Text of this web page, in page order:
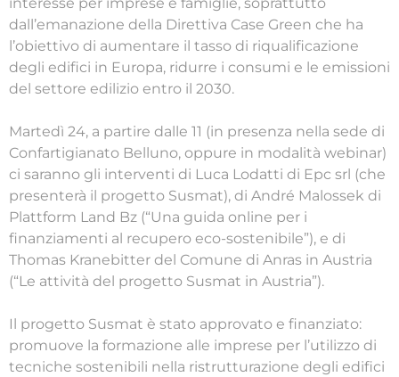
dall’emanazione della Direttiva Case Green che ha
l’obiettivo di aumentare il tasso di riqualificazione
degli edifici in Europa, ridurre i consumi e le emissioni
del settore edilizio entro il 2030.
Martedì 24, a partire dalle 11 (in presenza nella sede di
Confartigianato Belluno, oppure in modalità webinar)
ci saranno gli interventi di Luca Lodatti di Epc srl (che
presenterà il progetto Susmat), di André Malossek di
Plattform Land Bz (“Una guida online per i
finanziamenti al recupero eco-sostenibile”), e di
Thomas Kranebitter del Comune di Anras in Austria
(“Le attività del progetto Susmat in Austria”).
Il progetto Susmat è stato approvato e finanziato:
promuove la formazione alle imprese per l’utilizzo di
tecniche sostenibili nella ristrutturazione degli edifici